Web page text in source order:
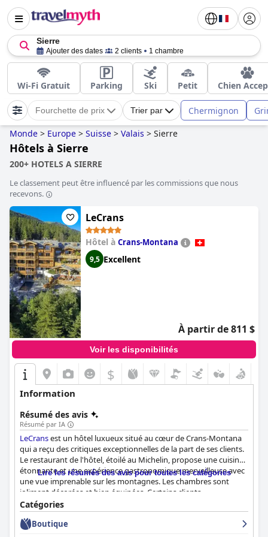
Sierre
Ajouter des dates 2 clients 1 chambre
Wi-Fi Gratuit Parking Ski Petit Chien
Fourchette de prix Trier par Chermignon
Monde > Europe > Suisse > Valais > Sierre
Hôtels à Sierre
200+ HOTELS A SIERRE
Le classement peut être influencé par les commissions que nous
recevons.
LeCrans
Hôtel à Crans-Montana
9,5 Excellent
À partir de 811 $
Voir les disponibilités
$
Information
Résumé des avis
Résumé par IA
LeCransest un hôtel luxueux situé au cœur de Crans-Montana
qui a reçu des critiques exceptionnelles de la part de ses clients.
Le restaurant de l'hôtel, étoilé au Michelin, propose une cuisine
étonnante et une expérience gastronomique merveilleuse avec
une vue imprenable sur les montagnes. Les chambres sont
joliment décorées et bien équipées. Certains clients
recommandent de payer un supplément pour une chambre
plus charmante. Le personnel est exceptionnel, offrant un
service amical et attentif, et le directeur est particulièrement
Lire les résumés des avis pour toutes les catégories
Catégories
Boutique